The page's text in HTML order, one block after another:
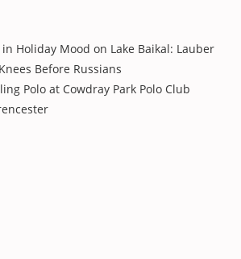
Holiday Mood on Lake Baikal: Lauber
Before Russians
Polo at Cowdray Park Polo Club